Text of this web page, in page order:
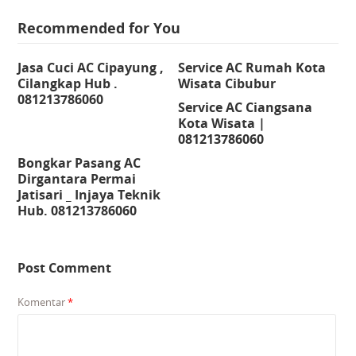
Recommended for You
Jasa Cuci AC Cipayung ,
Cilangkap Hub .
081213786060
Service AC Rumah Kota
Wisata Cibubur
Service AC Ciangsana
Kota Wisata |
081213786060
Bongkar Pasang AC
Dirgantara Permai
Jatisari _ Injaya Teknik
Hub. 081213786060
Post Comment
Komentar*